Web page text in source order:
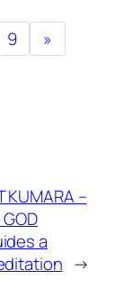
9 »
KUMARA –
a
→